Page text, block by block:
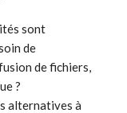
sont
de
de fichiers,
?
alternatives à